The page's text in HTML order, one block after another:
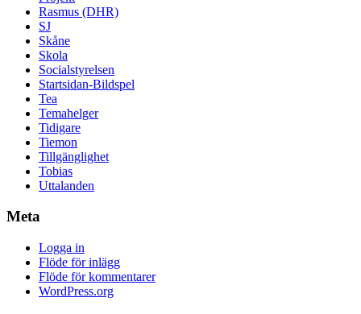
Rasmus (DHR)
SJ
Skåne
Skola
Socialstyrelsen
Startsidan-Bildspel
Tea
Temahelger
Tidigare
Tiemon
Tillgänglighet
Tobias
Uttalanden
Meta
Logga in
Flöde för inlägg
Flöde för kommentarer
WordPress.org